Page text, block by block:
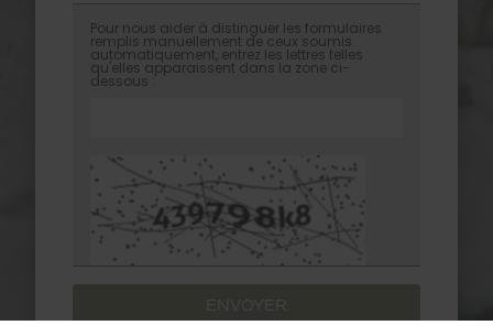
Pour nous aider à distinguer les formulaires
remplis manuellement de ceux soumis
automatiquement, entrez les lettres telles
qu'elles apparaissent dans la zone ci-
dessous :